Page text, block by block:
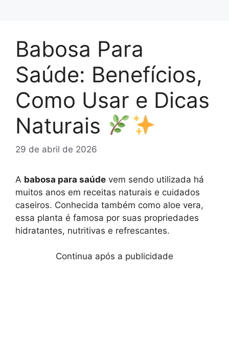
Babosa Para
Saúde: Benefícios,
Como Usar e Dicas
Naturais
29 de abril de 2026
A babosa para saúde vem sendo utilizada há
muitos anos em receitas naturais e cuidados
caseiros. Conhecida também como aloe vera,
essa planta é famosa por suas propriedades
hidratantes, nutritivas e refrescantes.
Continua após a publicidade